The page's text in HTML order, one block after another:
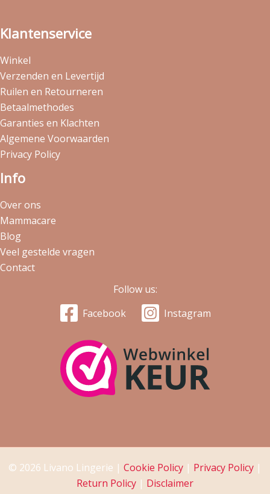
Klantenservice
Winkel
Verzenden en Levertijd
Ruilen en Retourneren
Betaalmethodes
Garanties en Klachten
Algemene Voorwaarden
Privacy Policy
Info
Over ons
Mammacare
Blog
Veel gestelde vragen
Contact
Follow us:
Facebook
Instagram
© 2026 Livano Lingerie | Cookie Policy | Privacy Policy |
Return Policy | Disclaimer